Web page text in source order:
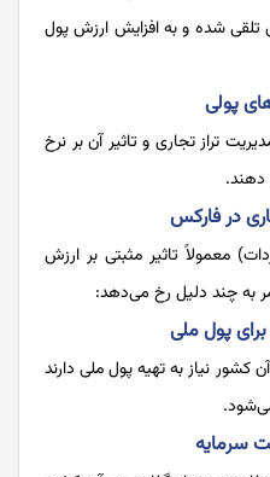
تلقی شده و به افزایش ارزش پول
پولی
تراز تجاری و تاثیر آن بر نرخ
دهند.
در فارکس
معمولاً تاثیر مثبتی بر ارزش
به چند دلیل رخ می‌دهد:
پول ملی
کشور نیاز به تهیه پول ملی دارند
سرمایه